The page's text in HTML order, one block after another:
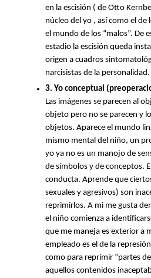
en la escisión ( de Otto
núcleo del yo , así como el
el mundo de los “malos”. De
estadio la escisión queda
origen a cuadros
narcisistas de la personalidad.
3. Yo conceptual
Las imágenes se parecen al
objeto pero no se parecen y
objetos. Aparece el mundo
mismo mental del niño, un
yo ya no es un manojo de
de símbolos y de conceptos.
conducta. Aprende que
sexuales y agresivos) son
reprimirlos. A mi me gusta
el niño comienza a
que me maneja es exterior a
empleado es el de la
como para reprimir “partes
aquellos contenidos